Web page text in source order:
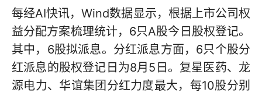
每经AI快讯，Wind数据显示，根据上市公司权
益分配方案梳理统计，6只A股今日股权登记。
其中，6股拟派息。分红派息方面，6只个股分
红派息的股权登记日为8月5日。复星医药、龙
源电力、华谊集团分红力度最大，每10股分别